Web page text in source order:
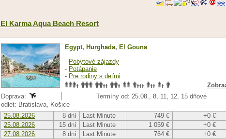
El Karma Aqua Beach Resort
Egypt, Hurghada, El Gouna
- Pobytové zájazdy
- Potápanie
- Pre rodiny s deťmi
Doprava:
Termíny od: 25.08., 8, 11, 12, 15 dňové
odlet: Bratislava, Košice
25.08.2026
8 dní Last Minute 749 € +0 €
25.08.2026
15 dní Last Minute 1 059 € +0 €
27.08.2026
8 dní Last Minute 764 € +0 €